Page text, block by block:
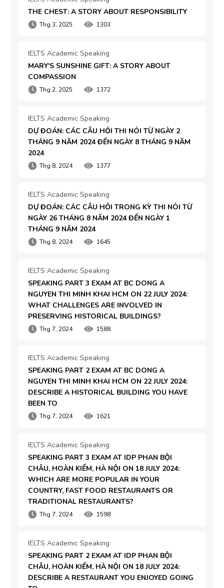
THE CHEST: A STORY ABOUT RESPONSIBILITY
Thg 3, 2025 1303
IELTS Academic Speaking
MARY'S SUNSHINE GIFT: A STORY ABOUT
COMPASSION
Thg 2, 2025 1372
IELTS Academic Speaking
DỰ ĐOÁN: CÁC CÂU HỎI THI NÓI TỪ NGÀY 2
THÁNG 9 NĂM 2024 ĐẾN NGÀY 8 THÁNG 9 NĂM
2024
Thg 8, 2024 1377
IELTS Academic Speaking
DỰ ĐOÁN: CÁC CÂU HỎI TRONG KỲ THI NÓI TỪ
NGÀY 26 THÁNG 8 NĂM 2024 ĐẾN NGÀY 1
THÁNG 9 NĂM 2024
Thg 8, 2024 1645
IELTS Academic Speaking
SPEAKING PART 3 EXAM AT BC DONG A
NGUYEN THI MINH KHAI HCM ON 22 JULY 2024:
WHAT CHALLENGES ARE INVOLVED IN
PRESERVING HISTORICAL BUILDINGS?
Thg 7, 2024 1588
IELTS Academic Speaking
SPEAKING PART 2 EXAM AT BC DONG A
NGUYEN THI MINH KHAI HCM ON 22 JULY 2024:
DESCRIBE A HISTORICAL BUILDING YOU HAVE
BEEN TO
Thg 7, 2024 1621
IELTS Academic Speaking
SPEAKING PART 3 EXAM AT IDP PHAN BỘI
CHÂU, HOÀN KIẾM, HÀ NỘI ON 18 JULY 2024:
WHICH ARE MORE POPULAR IN YOUR
COUNTRY, FAST FOOD RESTAURANTS OR
TRADITIONAL RESTAURANTS?
Thg 7, 2024 1598
IELTS Academic Speaking
SPEAKING PART 2 EXAM AT IDP PHAN BỘI
CHÂU, HOÀN KIẾM, HÀ NỘI ON 18 JULY 2024:
DESCRIBE A RESTAURANT YOU ENJOYED GOING